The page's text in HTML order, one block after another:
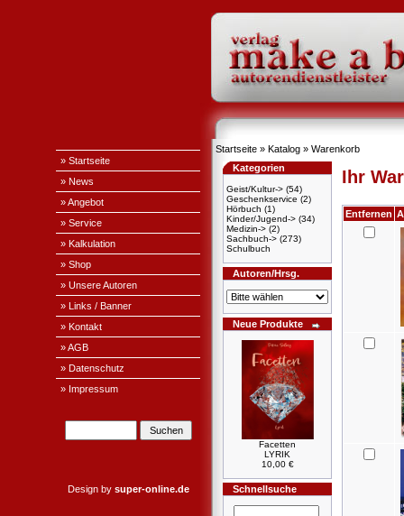
» Startseite
» News
» Angebot
» Service
» Kalkulation
» Shop
» Unsere Autoren
» Links / Banner
» Kontakt
» AGB
» Datenschutz
» Impressum
Design by super-online.de
Startseite » Katalog » Warenkorb
Kategorien
Geist/Kultur-> (54)
Geschenkservice (2)
Hörbuch (1)
Kinder/Jugend-> (34)
Medizin-> (2)
Sachbuch-> (273)
Schulbuch
Autoren/Hrsg.
Neue Produkte
Facetten
LYRIK
10,00 €
Schnellsuche
Ihr
Entfernen